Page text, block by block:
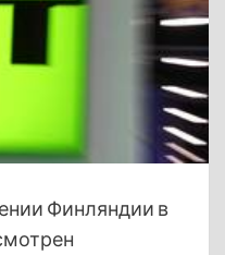
Финляндии в